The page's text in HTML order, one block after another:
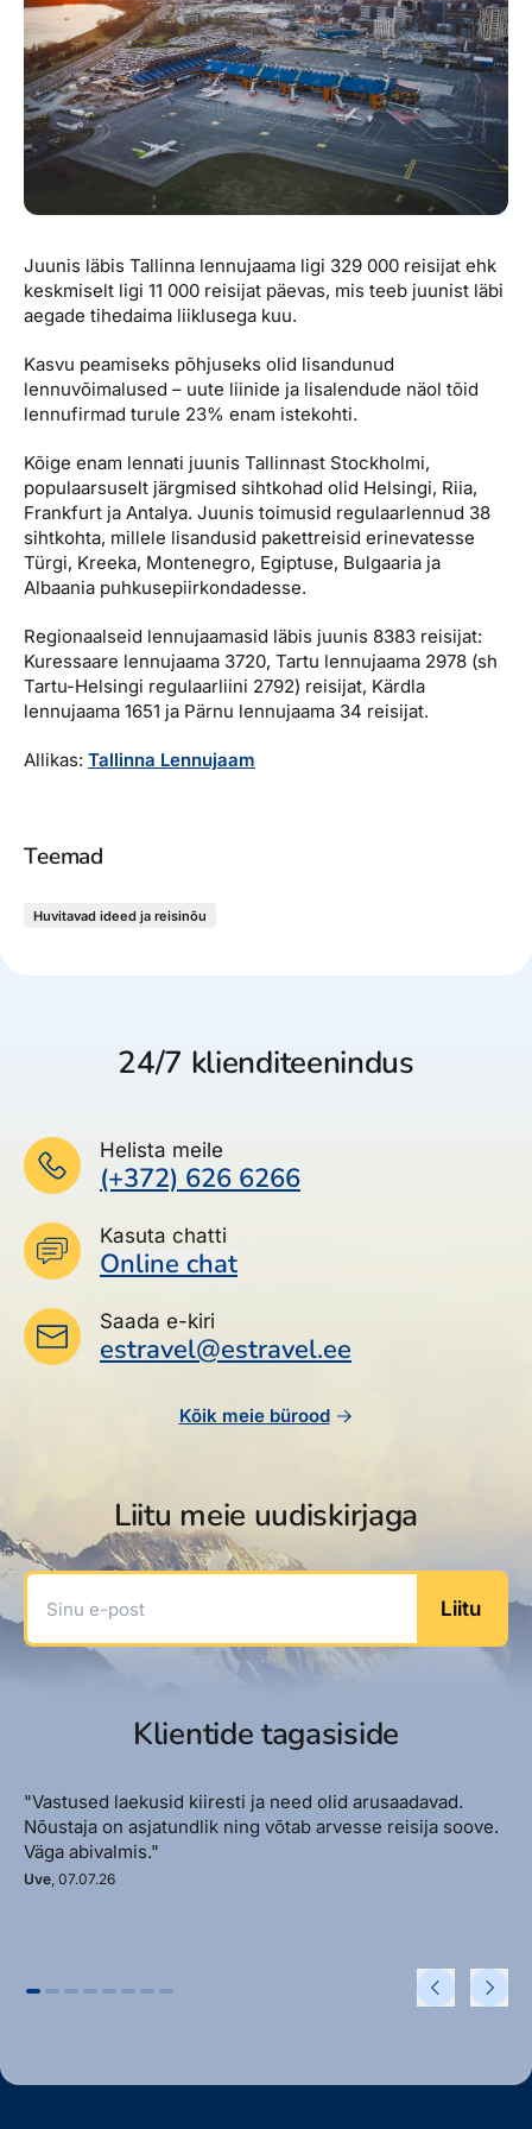
Reisitarvete e-pood
Airalo eSIM
Reisija meelespea
Kuldkaart
Platinum Club
Püsisoodustused
Boonuspunktid
Meist
Ettevõttest, kontaktid, reisikonsultandi teenus, tule
tööle, uudised...
Ettevõttest
Kontaktid
Tule tööle
Uudised
Juunis läbis Tallinna lennujaama ligi 329 000 reisijat ehk
keskmiselt ligi 11 000 reisijat päevas, mis teeb juunist läbi
aegade tihedaima liiklusega kuu.
Kasvu peamiseks põhjuseks olid lisandunud
lennuvõimalused – uute liinide ja lisalendude näol tõid
lennufirmad turule 23% enam istekohti.
Kõige enam lennati juunis Tallinnast Stockholmi,
populaarsuselt järgmised sihtkohad olid Helsingi, Riia,
Frankfurt ja Antalya. Juunis toimusid regulaarlennud 38
sihtkohta, millele lisandusid pakettreisid erinevatesse
Türgi, Kreeka, Montenegro, Egiptuse, Bulgaaria ja
Albaania puhkusepiirkondadesse.
Regionaalseid lennujaamasid läbis juunis 8383 reisijat:
Kuressaare lennujaama 3720, Tartu lennujaama 2978 (sh
Tartu-Helsingi regulaarliini 2792) reisijat, Kärdla
lennujaama 1651 ja Pärnu lennujaama 34 reisijat.
Allikas: Tallinna Lennujaam
Teemad
Huvitavad ideed ja reisinõu
24/7 klienditeenindus
Helista meile
(+372) 626 6266
Kasuta chatti
Online chat
Saada e-kiri
estravel@estravel.ee
Kõik meie bürood
Liitu meie uudiskirjaga
Sinu e-post
Liitu
Klientide tagasiside
"Vastused laekusid kiiresti ja need olid arusaadavad.
Nõustaja on asjatundlik ning võtab arvesse reisija soove.
Väga abivalmis."
Uve, 07.07.26